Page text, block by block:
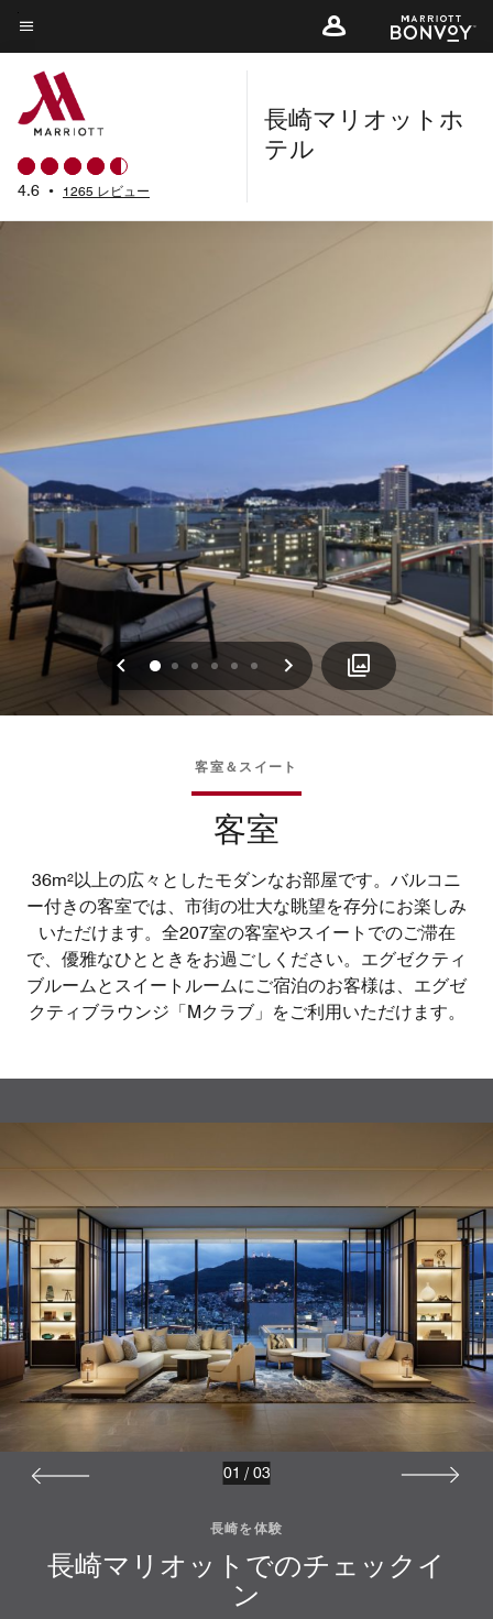
Skip
to
main
content
メニューのテキスト
4.6 • 1265 レビュー
長崎マリオットホ
テル
戻る
0 1 2 3 4 5 次へ
客室＆スイート
客室
36m²以上の広々としたモダンなお部屋です。バルコニ
ー付きの客室では、市街の壮大な眺望を存分にお楽しみ
いただけます。全207室の客室やスイートでのご滞在
で、優雅なひとときをお過ごしください。エグゼクティ
ブルームとスイートルームにご宿泊のお客様は、エグゼ
クティブラウンジ「Mクラブ」をご利用いただけます。
長崎を体験
長崎マリオットでのチェックイ
ン
01 / 03